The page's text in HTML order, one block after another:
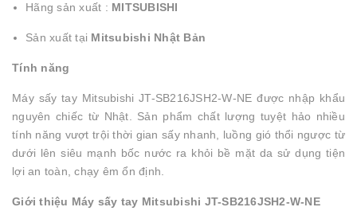
Hãng sản xuất : MITSUBISHI
Sản xuất tại Mitsubishi Nhật Bản
Tính năng
Máy sấy tay Mitsubishi JT-SB216JSH2-W-NE được nhập khẩu
nguyên chiếc từ Nhật. Sản phẩm chất lượng tuyệt hảo nhiều
tính năng vượt trội thời gian sấy nhanh, luồng gió thổi ngược từ
dưới lên siêu mạnh bốc nước ra khỏi bề mặt da sử dụng tiện
lợi an toàn, chạy êm ổn định.
Giới thiệu Máy sấy tay Mitsubishi JT-SB216JSH2-W-NE